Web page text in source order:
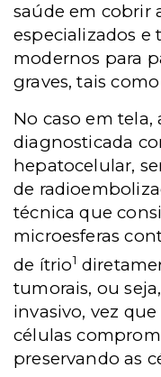
saúde em cobrir
especializados e
modernos para
graves, tais
No caso em
diagnosticada
hepatocelular,
de
técnica que
microesferas
de ítrio1
tumorais, ou
invasivo, vez
células
preservando as